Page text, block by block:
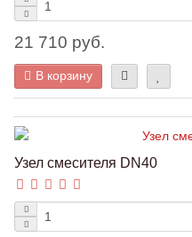
21 710 руб.
В корзину
Узел смесителя DN40